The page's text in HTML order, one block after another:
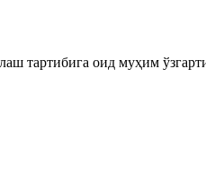
тартибига оид муҳим